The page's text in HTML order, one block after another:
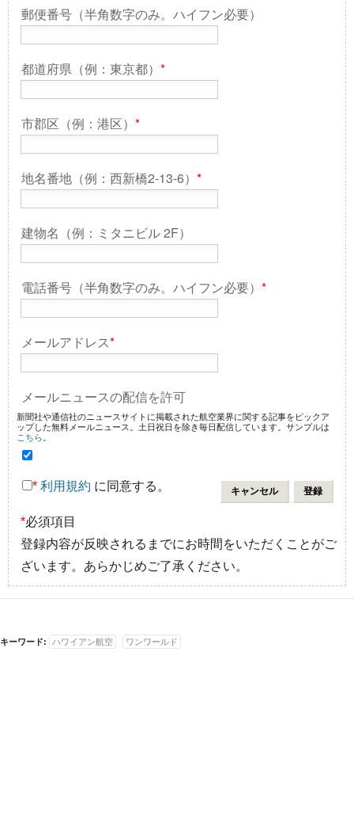
郵便番号（半角数字のみ。ハイフン必要）
都道府県（例：東京都） *
市郡区（例：港区） *
地名番地（例：西新橋2-13-6） *
建物名（例：ミタニビル 2F）
電話番号（半角数字のみ。ハイフン必要） *
メールアドレス*
メールニュースの配信を許可
新聞社や通信社のニュースサイトに掲載された航空業界に関する記事をピックア
ップした無料メールニュース。土日祝日を除き毎日配信しています。サンプルは
こちら
* 利用規約 に同意する。
*必須項目
登録内容が反映されるまでにお時間をいただくことがご
ざいます。あらかじめご了承ください。
キーワード: ハワイアン航空 ワンワールド